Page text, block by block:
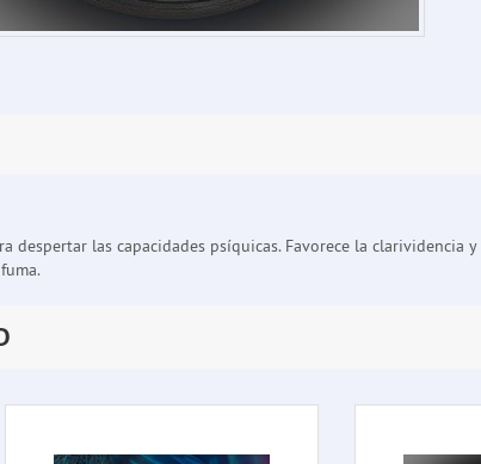
despertar las capacidades psíquicas. Favorece la